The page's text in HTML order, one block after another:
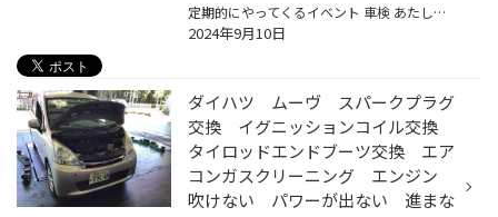
定期的にやってくるイベント 車検 あたしも来月切れるから点検整備しないといけないわ… もぉ7年目？？今でも元気に走ってくれてます♡ トヨタのヤリスクロス 車検整備を行っていきますの^ ^ バッテリー交換から 増えてきた新規格（もぉ新規格って言わないのかしら？？）のバッテリー ※この規格（LN）...
2024年9月10日
ダイハツ ムーヴ スパークプラグ
交換 イグニッションコイル交換
タイロッドエンドブーツ交換 エア
コンガスクリーニング エンジン
吹けない パワーが出ない 進まな